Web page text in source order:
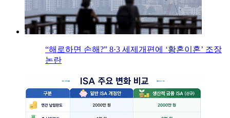
“해로하면 손해?” 8·3 세제개편에 ‘황혼이혼’ 조장
논란